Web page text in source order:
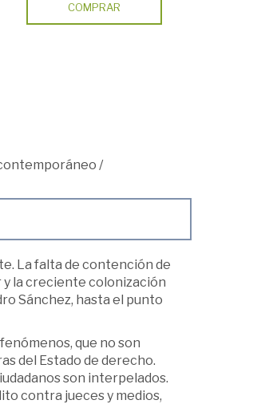
COMPRAR
/
La falta de contención de
y la creciente colonización
Sánchez, hasta el punto
que no son
del Estado de derecho.
son interpelados.
contra jueces y medios,